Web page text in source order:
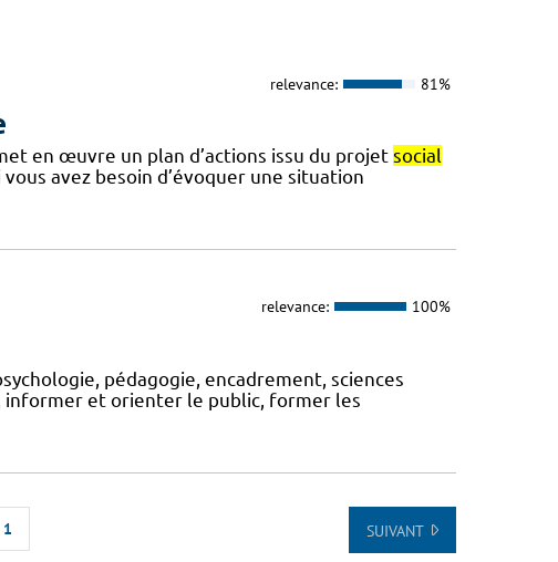
relevance: 81%
en œuvre un plan d’actions issu du projet social
avez besoin d’évoquer une situation
relevance: 100%
pédagogie, encadrement, sciences
informer et orienter le public, former les
1 SUIVANT